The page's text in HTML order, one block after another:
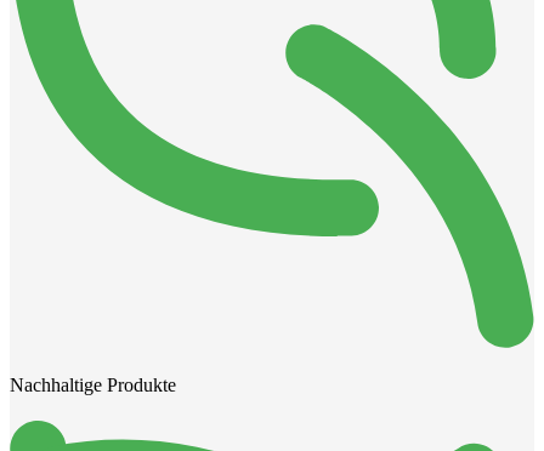
Nachhaltige Produkte